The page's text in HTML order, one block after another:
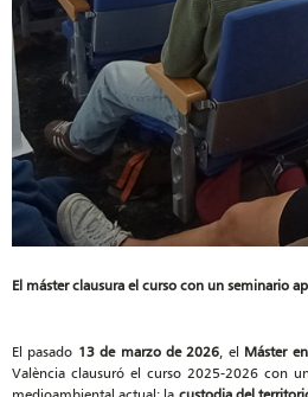
El máster clausura el curso con un seminario
El pasado 13 de marzo de 2026 , el Máster
València clausuró el curso 2025-2026 con